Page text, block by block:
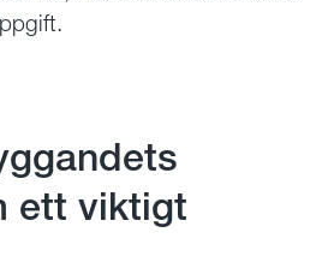
ett viktigt